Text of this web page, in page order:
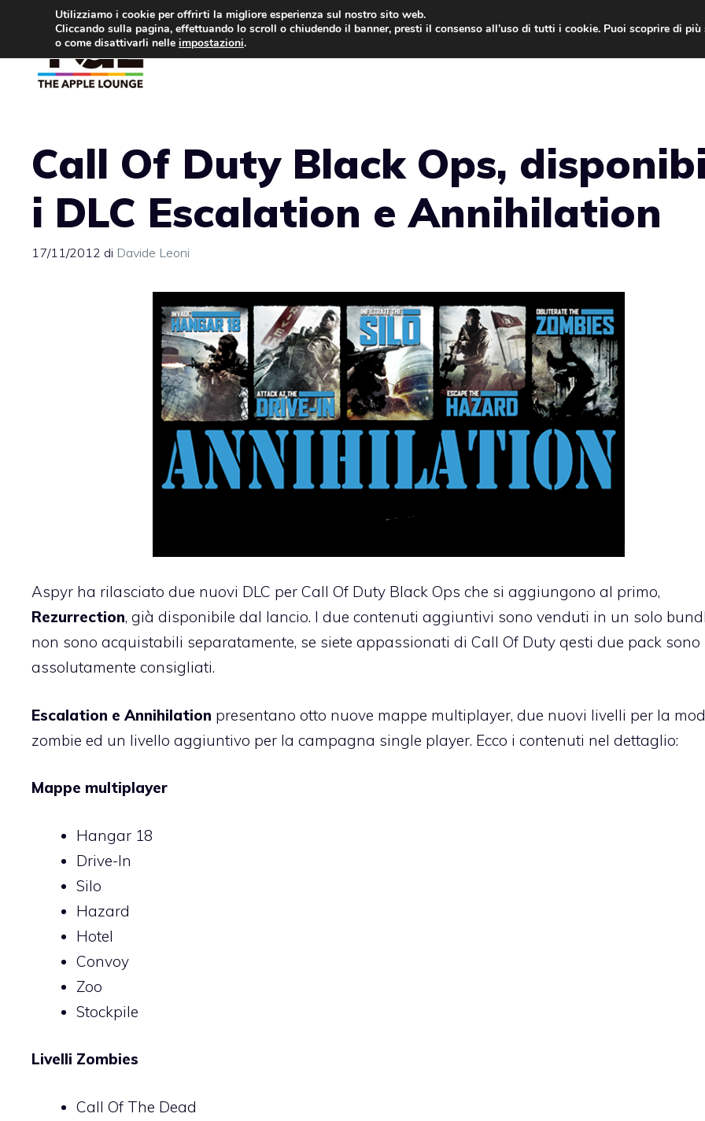
contenuto
Call Of Duty Black Ops,
i DLC Escalation e Annihilation
17/11/2012 di Davide Leoni
Aspyr ha rilasciato due nuovi DLC per Call Of Duty Black Ops che si aggiungono al primo,
Rezurrection, già disponibile dal lancio. I due contenuti aggiuntivi sono venduti in un solo
non sono acquistabili separatamente, se siete appassionati di Call Of Duty qesti due pack sono
assolutamente consigliati.
Escalation e Annihilation presentano otto nuove mappe multiplayer, due nuovi livelli per la
zombie ed un livello aggiuntivo per la campagna single player. Ecco i contenuti nel dettaglio:
Mappe multiplayer
Hangar 18
Drive-In
Silo
Hazard
Hotel
Convoy
Zoo
Stockpile
Livelli Zombies
Call Of The Dead
Utilizziamo i cookie per offrirti la migliore esperienza sul nostro sito web.
Cliccando sulla pagina, effettuando lo scroll o chiudendo il banner, presti il consenso all’uso di tutti i cookie. Puoi scoprire di
o come disattivarli nelle impostazioni.